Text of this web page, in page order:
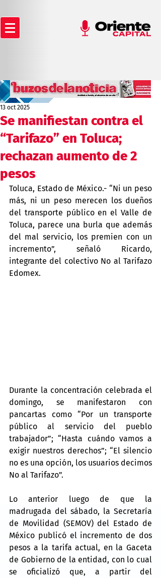
Se manifiestan contra el
“Tarifazo” en Toluca;
rechazan aumento de 2
pesos
13 oct 2025
Toluca, Estado de México.- “Ni un peso
más, ni un peso merecen los dueños
del transporte público en el Valle de
Toluca, parece una burla que además
del mal servicio, los premien con un
incremento”, señaló Ricardo,
integrante del colectivo No al Tarifazo
Edomex.
Durante la concentración celebrada el
domingo, se manifestaron con
pancartas como “Por un transporte
público al servicio del pueblo
trabajador”; “Hasta cuándo vamos a
exigir nuestros derechos”; “El silencio
no es una opción, los usuarios decimos
No al Tarifazo”.
Lo anterior luego de que la
madrugada del sábado, la Secretaría
de Movilidad (SEMOV) del Estado de
México publicó el incremento de dos
pesos a la tarifa actual, en la Gaceta
de Gobierno de la entidad, con lo cual
se oficializó que, a partir del